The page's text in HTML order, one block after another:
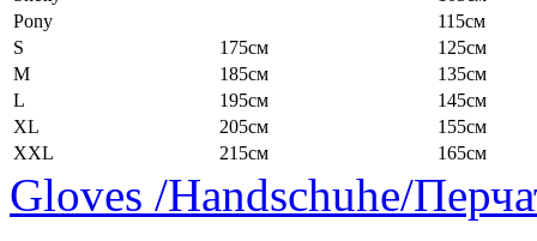
Pony
115см
S
175см
125см
M
185см
135см
L
195см
145см
XL
205см
155см
XXL
215см 165см
Gloves /Handschuhe/